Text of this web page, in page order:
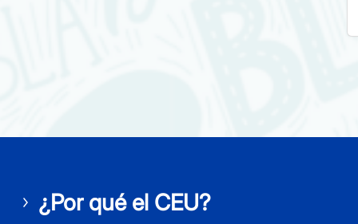
¿Por qué el CEU?